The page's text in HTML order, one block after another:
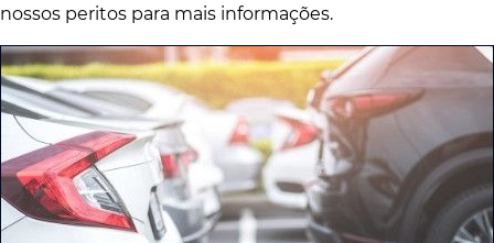
nossos peritos para mais informações.